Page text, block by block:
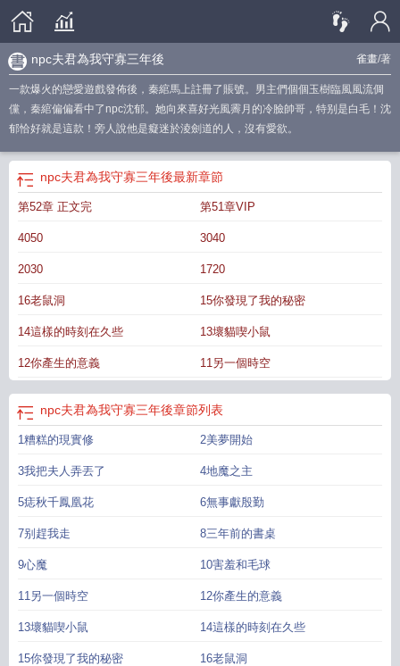
雀畫/著
npc夫君為我守寡三年後
一款爆火的戀愛遊戲發佈後，秦綰馬上註冊了賬號。男主們個個玉樹臨風風流倜
儻，秦綰偏偏看中了npc沈郁。她向來喜好光風霽月的冷臉帥哥，特别是白毛！沈
郁恰好就是這款！旁人說他是癡迷於淩劍道的人，沒有愛欲。
npc夫君為我守寡三年後最新章節
第52章 正文完 第51章VIP
4050 3040
2030 1720
16老鼠洞 15你發現了我的秘密
14這樣的時刻在久些 13壞貓喫小鼠
12你產生的意義 11另一個時空
npc夫君為我守寡三年後章節列表
1糟糕的現實修 2美夢開始
3我把夫人弄丟了 4地魔之主
5痣秋千鳳凰花 6無事獻殷勤
7别趕我走 8三年前的書桌
9心魔 10害羞和毛球
11另一個時空 12你產生的意義
13壞貓喫小鼠 14這樣的時刻在久些
15你發現了我的秘密 16老鼠洞